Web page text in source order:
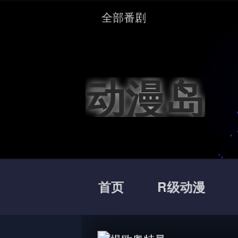
全部番剧
动漫岛
首页 R级动漫